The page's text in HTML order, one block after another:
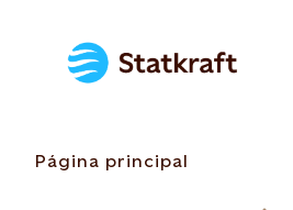
Página principal